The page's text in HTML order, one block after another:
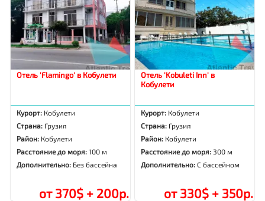
Отель 'Flamingo' в Кобулети
Курорт: Кобулети
Страна: Грузия
Район: Кобулети
Расстояние до моря:100 м
Дополнительно: Без бассейна
от 370$ + 200р.
Отель 'Kobuleti Inn' в
Кобулети
Курорт: Кобулети
Страна: Грузия
Район: Кобулети
Расстояние до моря: 300 м
Дополнительно:С бассейном
от 330$ + 350р.